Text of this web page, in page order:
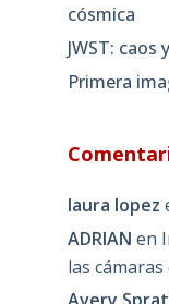
cósmica
JWST:
Primera
laura lopez
ADRIAN en
las